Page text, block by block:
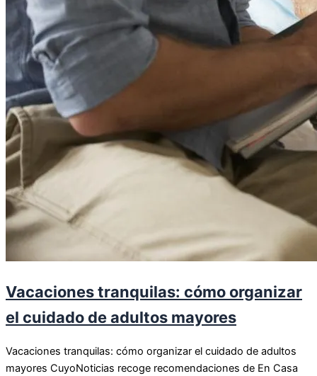
Vacaciones tranquilas: cómo organizar
el cuidado de adultos mayores
Vacaciones tranquilas: cómo organizar el cuidado de adultos
mayores CuyoNoticias recoge recomendaciones de En Casa